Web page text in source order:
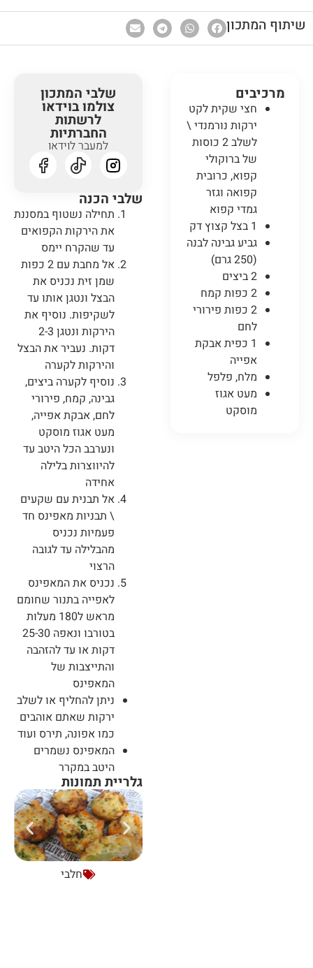
שיתוף המתכון
מרכיבים
חצי שקית לקט
ירקות נורמנדי \
לשלב 2 כוסות
של ברוקולי
קפוא, כרובית
קפואה וגזר
גמדי קפוא
1 בצל קצוץ דק
גביע גבינה לבנה
(250 גרם)
2 ביצים
2 כפות קמח
2 כפות פירורי
לחם
1 כפית אבקת
אפייה
מלח, פלפל
מעט אגוז
מוסקט
שלבי המתכון
צולמו בוידאו
לרשתות
החברתיות
למעבר לוידאו
שלבי הכנה
תחילה נשטוף במסננת
את הירקות הקפואים
עד שהקרח יימס
אל מחבת עם 2 כפות
שמן זית נכניס את
הבצל ונטגן אותו עד
לשקיפות. נוסיף את
הירקות ונטגן 2-3
דקות. נעביר את הבצל
והירקות לקערה
נוסיף לקערה ביצים,
גבינה, קמח, פירורי
לחם, אבקת אפייה,
מעט אגוז מוסקט
ונערבב הכל היטב עד
להיווצרות בלילה
אחידה
אל תבנית עם שקעים
\ תבניות מאפינס חד
פעמיות נכניס
מהבלילה עד לגובה
הרצוי
נכניס את המאפינס
לאפייה בתנור שחומם
מראש ל180 מעלות
בטורבו ונאפה 25-30
דקות או עד להזהבה
והתייצבות של
המאפינס
ניתן להחליף או לשלב
ירקות שאתם אוהבים
כמו אפונה, תירס ועוד
המאפינס נשמרים
היטב במקרר
גלריית תמונות
חלבי